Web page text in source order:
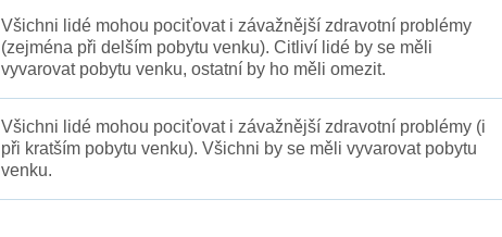
Všichni lidé mohou pociťovat i závažnější zdravotní problémy
(zejména při delším pobytu venku). Citliví lidé by se měli
vyvarovat pobytu venku, ostatní by ho měli omezit.
Všichni lidé mohou pociťovat i závažnější zdravotní problémy (i
při kratším pobytu venku). Všichni by se měli vyvarovat pobytu
venku.